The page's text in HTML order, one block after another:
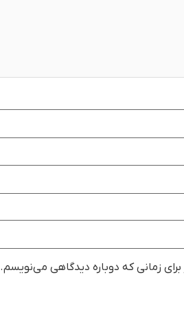
زمانی که دوباره دیدگاهی می‌نویسم.